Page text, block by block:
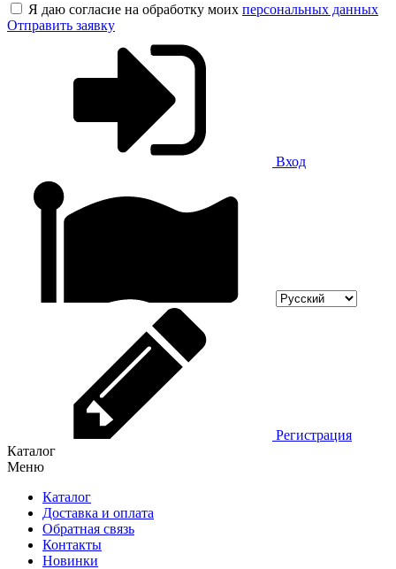
Я даю согласие на обработку моих персональных данных
Отправить заявку
Вход
Регистрация
Каталог
Меню
Каталог
Доставка и оплата
Обратная связь
Контакты
Новинки